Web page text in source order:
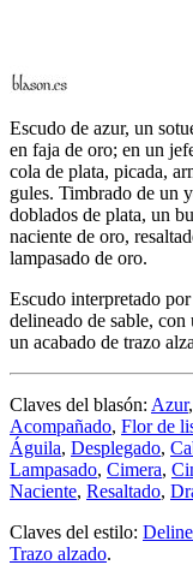
Escudo de azur, un
en faja de oro; en un
cola de plata, picada,
gules. Timbrado de un
doblados de plata, un
naciente de oro,
lampasado de oro.
Escudo interpretado
delineado de sable,
un acabado de trazo
Claves del blasón: Azur,
Acompañado, Flor de
Águila, Desplegado,
Lampasado, Cimera,
Naciente, Resaltado,
Claves del estilo:
Trazo alzado.